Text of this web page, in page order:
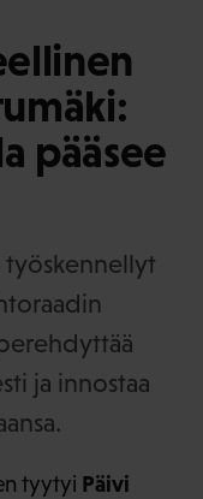
pääsee
työskennellyt
ja innostaa
tyytyi Päivi